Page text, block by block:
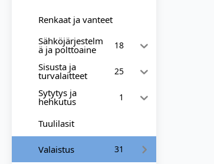
Renkaat ja vanteet
Sähköjärjestelm
ä ja polttoaine 18
Sisusta ja
turvalaitteet 25
Sytytys ja
hehkutus 1
Tuulilasit
Valaistus 31